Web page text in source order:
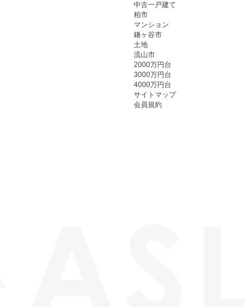
中古一戸建て
柏市
マンション
鎌ヶ谷市
土地
流山市
2000万円台
3000万円台
4000万円台
サイトマップ
会員規約